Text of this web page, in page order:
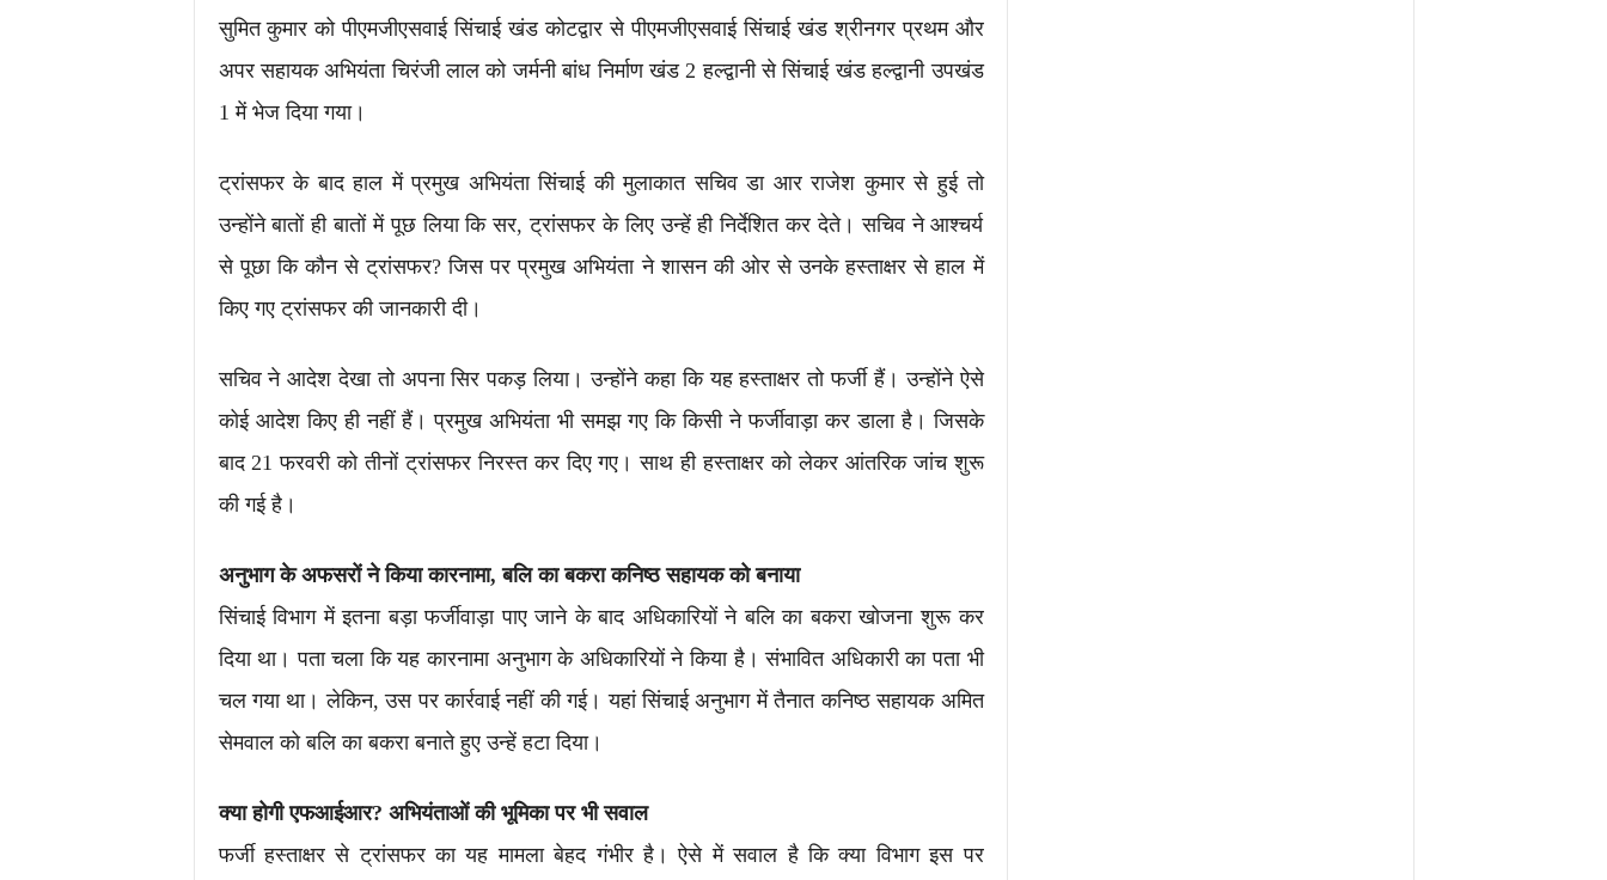
सुमित कुमार को पीएमजीएसवाई सिंचाई खंड कोटद्वार से पीएमजीएसवाई सिंचाई खंड श्रीनगर प्रथम और
अपर सहायक अभियंता चिरंजी लाल को जर्मनी बांध निर्माण खंड 2 हल्द्वानी से सिंचाई खंड हल्द्वानी उपखंड
1 में भेज दिया गया।
ट्रांसफर के बाद हाल में प्रमुख अभियंता सिंचाई की मुलाकात सचिव डा आर राजेश कुमार से हुई तो
उन्होंने बातों ही बातों में पूछ लिया कि सर, ट्रांसफर के लिए उन्हें ही निर्देशित कर देते। सचिव ने आश्चर्य
से पूछा कि कौन से ट्रांसफर? जिस पर प्रमुख अभियंता ने शासन की ओर से उनके हस्ताक्षर से हाल में
किए गए ट्रांसफर की जानकारी दी।
सचिव ने आदेश देखा तो अपना सिर पकड़ लिया। उन्होंने कहा कि यह हस्ताक्षर तो फर्जी हैं। उन्होंने ऐसे
कोई आदेश किए ही नहीं हैं। प्रमुख अभियंता भी समझ गए कि किसी ने फर्जीवाड़ा कर डाला है। जिसके
बाद 21 फरवरी को तीनों ट्रांसफर निरस्त कर दिए गए। साथ ही हस्ताक्षर को लेकर आंतरिक जांच शुरू
की गई है।
अनुभाग के अफसरों ने किया कारनामा, बलि का बकरा कनिष्ठ सहायक को बनाया
सिंचाई विभाग में इतना बड़ा फर्जीवाड़ा पाए जाने के बाद अधिकारियों ने बलि का बकरा खोजना शुरू कर
दिया था। पता चला कि यह कारनामा अनुभाग के अधिकारियों ने किया है। संभावित अधिकारी का पता भी
चल गया था। लेकिन, उस पर कार्रवाई नहीं की गई। यहां सिंचाई अनुभाग में तैनात कनिष्ठ सहायक अमित
सेमवाल को बलि का बकरा बनाते हुए उन्हें हटा दिया।
क्या होगी एफआईआर? अभियंताओं की भूमिका पर भी सवाल
फर्जी हस्ताक्षर से ट्रांसफर का यह मामला बेहद गंभीर है। ऐसे में सवाल है कि क्या विभाग इस पर